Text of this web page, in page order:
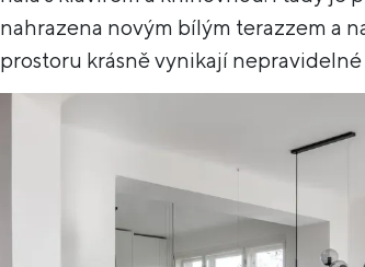
nahrazena novým bílým terazzem a
prostoru krásně vynikají